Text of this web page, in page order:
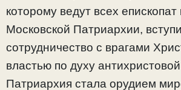
которому ведут всех
Московской Патриархии,
сотрудничество с врагами
властью по духу
Патриархия стала орудием